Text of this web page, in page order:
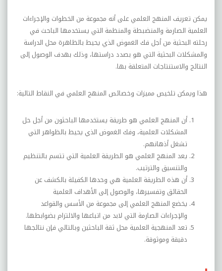
يمكن تعريف المنهج العلمي على أنه مجموعة من الخطوات والإجراءات
العلمية الصارمة والمنضبطة والمنظمة التي يستخدمها الباحث في
رحلته البحثية من أجل فك الغموض الذي يحيط بالظاهرة محل الدراسة
والمشكلات البحثية التي هو بصدد دراستها، وذلك بهدف الوصول إلى
النتائج والاستنتاجات المتعلقة بها.
هذا ويمكن تلخيص مميزات وخصائص المنهج العلمي في النقاط التالية:
أن المنهج العلمي هو طريقة يستخدمها الباحثون من أجل حل
المشكلات العلمية، وفك الغموض الذي يحيط بالظواهر التي
تشغل أذهانهم.
يعد المنهج العلمي هو الطريقة العلمية التي تتسم بالتنظيم
والتنسيق والترتيب.
أن هذه الطريقة العلمية هي وحدها الكفيلة بالكشف عن
الحقائق وتفسيرها، والوصول إلى الأهداف العلمية
يخضع المنهج العلمي إلى مجموعة من الأسس والقواعد
والإجراءات الصارمة التي لابد من اتباعها والالتزام بضوابطها.
تعد المنهجية العلمية محل ثقة الباحثين وبالتالي فإن نتائجها
دقيقة وموثوقة.